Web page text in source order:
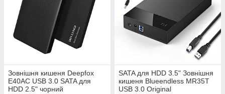
Зовнішня кишеня Deepfox
E40AC USB 3.0 SATA для
HDD 2.5" чорний
SATA для HDD 3.5" Зовнішня
кишеня Blueendless MR35T
USB 3.0 Original